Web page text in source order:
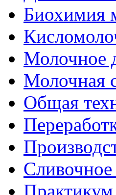
Биохимия
Молочное
Молочная
Общая
Сливочное